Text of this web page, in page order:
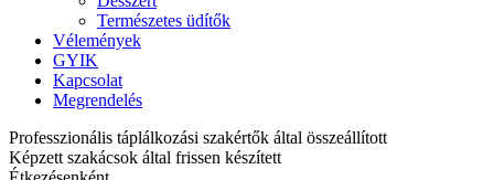
Természetes üdítők
Vélemények
GYIK
Kapcsolat
Megrendelés
Professzionális táplálkozási szakértők által összeállított
Képzett szakácsok által frissen készített